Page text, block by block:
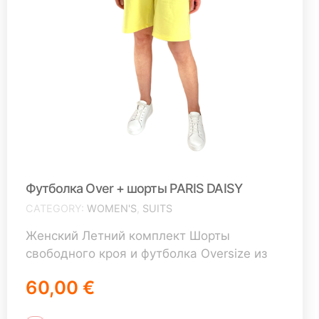
Футболка Over + шорты PARIS DAISY
CATEGORY WOMEN'S SUITS
Женский Летний комплект Шорты
свободного кроя и футболка Oversize из
хлопок, 8% эластан Комплект
60,00 €